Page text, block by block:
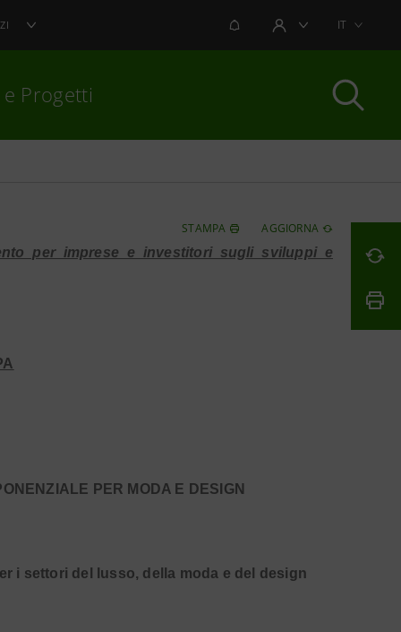
NOTIFICHEAREA UTENTEIT
e Progetti
STAMPA
AGGIORNA
per imprese e investitori sugli sviluppi e
PER MODA E DESIGN
i settori del lusso, della moda e del design